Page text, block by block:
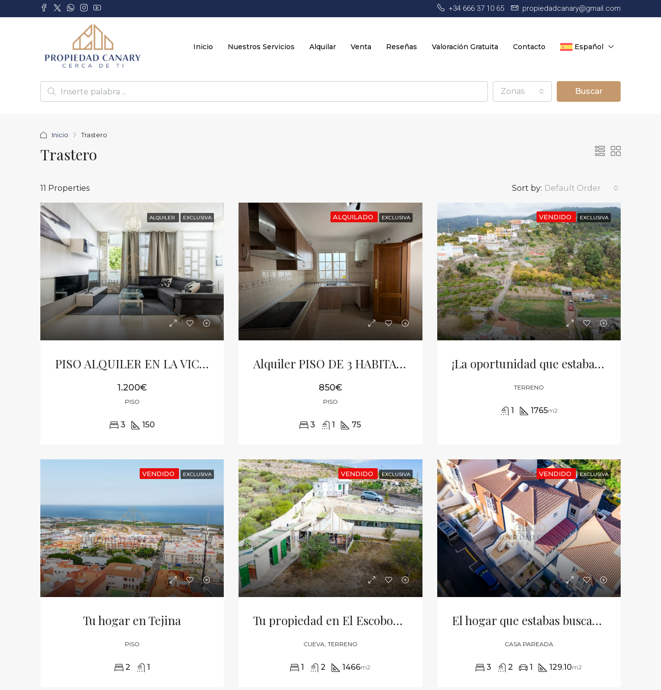
+34 666 37 10 65 propiedadcanary@gmail.com
Inicio Nuestros Servicios Alquilar Venta Reseñas Valoración Gratuita Contacto Español
Zonas Buscar
Inicio Trastero
Trastero
11 Properties Sort by: Default Order
ALQUILER EXCLUSIVA
PISO ALQUILER EN LA VICTORIA DE ACENTEJO
1.200€
PISO
3 150
ALQUILADO EXCLUSIVA
Alquiler PISO DE 3 HABITACIONES
850€
PISO
3 1 75
VENDIDO EXCLUSIVA
¡La oportunidad que estabas esperando en La Guancha!
TERRENO
1 1765m2
VENDIDO EXCLUSIVA
Tu hogar en Tejina
PISO
2 1
VENDIDO EXCLUSIVA
Tu propiedad en El Escobonal, Güímar
CUEVA, TERRENO
1 2 1466m2
VENDIDO EXCLUSIVA
El hogar que estabas buscando en La Orotava
CASA PAREADA
3 2 1 129.10m2